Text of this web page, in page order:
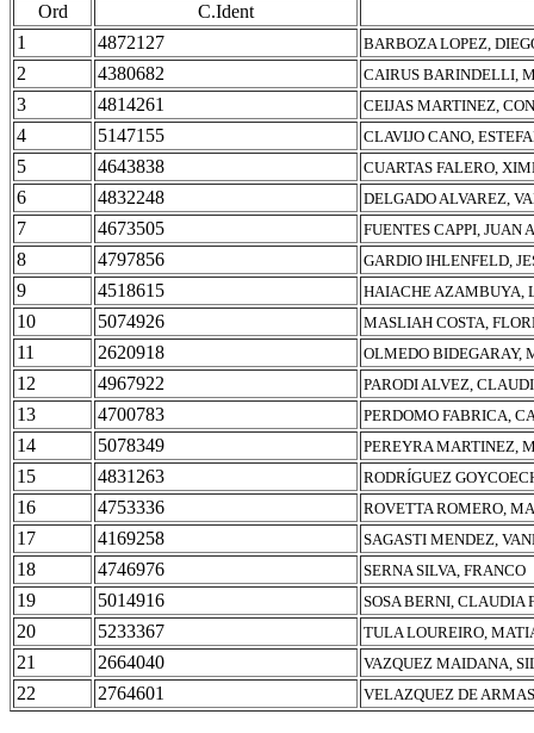
Ord
C.Ident
1
4872127 BARBOZA LOPEZ,
2 4380682 CAIRUS BARINDELLI,
3 4814261 CEIJAS MARTINEZ,
4 5147155 CLAVIJO CANO,
5 4643838 CUARTAS FALERO,
6 4832248 DELGADO ALVAREZ,
7 4673505 FUENTES CAPPI, JUAN
8 4797856 GARDIO IHLENFELD,
9 4518615 HAIACHE AZAMBUYA,
10 5074926 MASLIAH COSTA,
11 2620918 OLMEDO BIDEGARAY,
12 4967922 PARODI ALVEZ,
13 4700783 PERDOMO FABRICA,
14 5078349 PEREYRA MARTINEZ,
15 4831263 RODRÍGUEZ
16 4753336 ROVETTA ROMERO,
17 4169258 SAGASTI MENDEZ,
18 4746976 SERNA SILVA, FRANCO
19 5014916 SOSA BERNI, CLAUDIA
20 5233367 TULA LOUREIRO,
21 2664040 VAZQUEZ MAIDANA,
22 2764601 VELAZQUEZ DE